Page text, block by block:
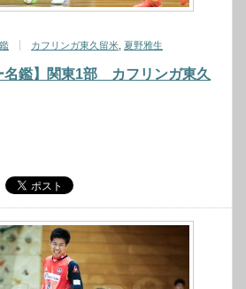
カフリンガ東久留米 夏野雅生
名鑑】関東1部 カフリンガ東久